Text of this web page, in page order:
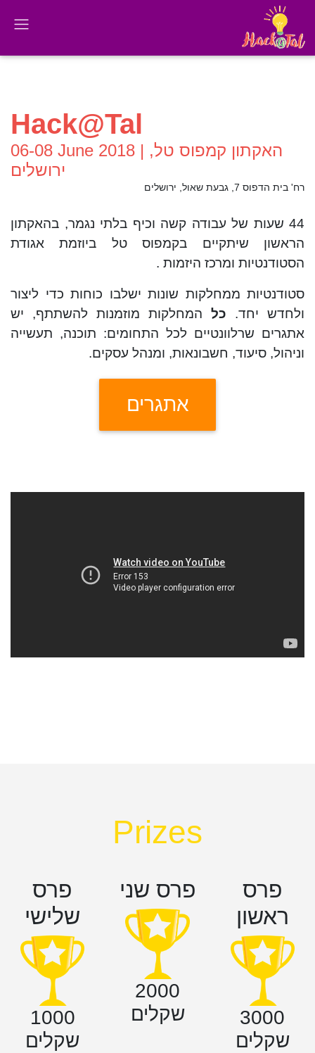
Hack@Tal
06-08 June 2018 | האקתון קמפוס טל,
ירושלים
רח' בית הדפוס 7, גבעת שאול, ירושלים
44 שעות של עבודה קשה וכיף בלתי נגמר, בהאקתון
הראשון שיתקיים בקמפוס טל ביוזמת אגודת
הסטודנטיות ומרכז היזמות .
סטודנטיות ממחלקות שונות ישלבו כוחות כדי ליצור
ולחדש יחד. כל המחלקות מוזמנות להשתתף, יש
אתגרים שרלוונטיים לכל התחומים: תוכנה, תעשייה
וניהול, סיעוד, חשבונאות, ומנהל עסקים.
אתגרים
Prizes
פרס
ראשון
3000
שקלים
פרס שני
2000
שקלים
פרס
שלישי
1000
שקלים